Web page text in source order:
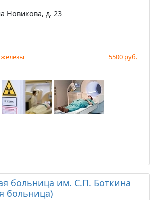
Новикова, д. 23
5500 руб.
больница им. С.П. Боткина
больница)